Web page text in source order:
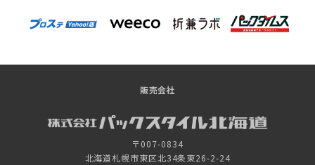
販売会社
〒007-0834
北海道札幌市東区北34条東26-2-24